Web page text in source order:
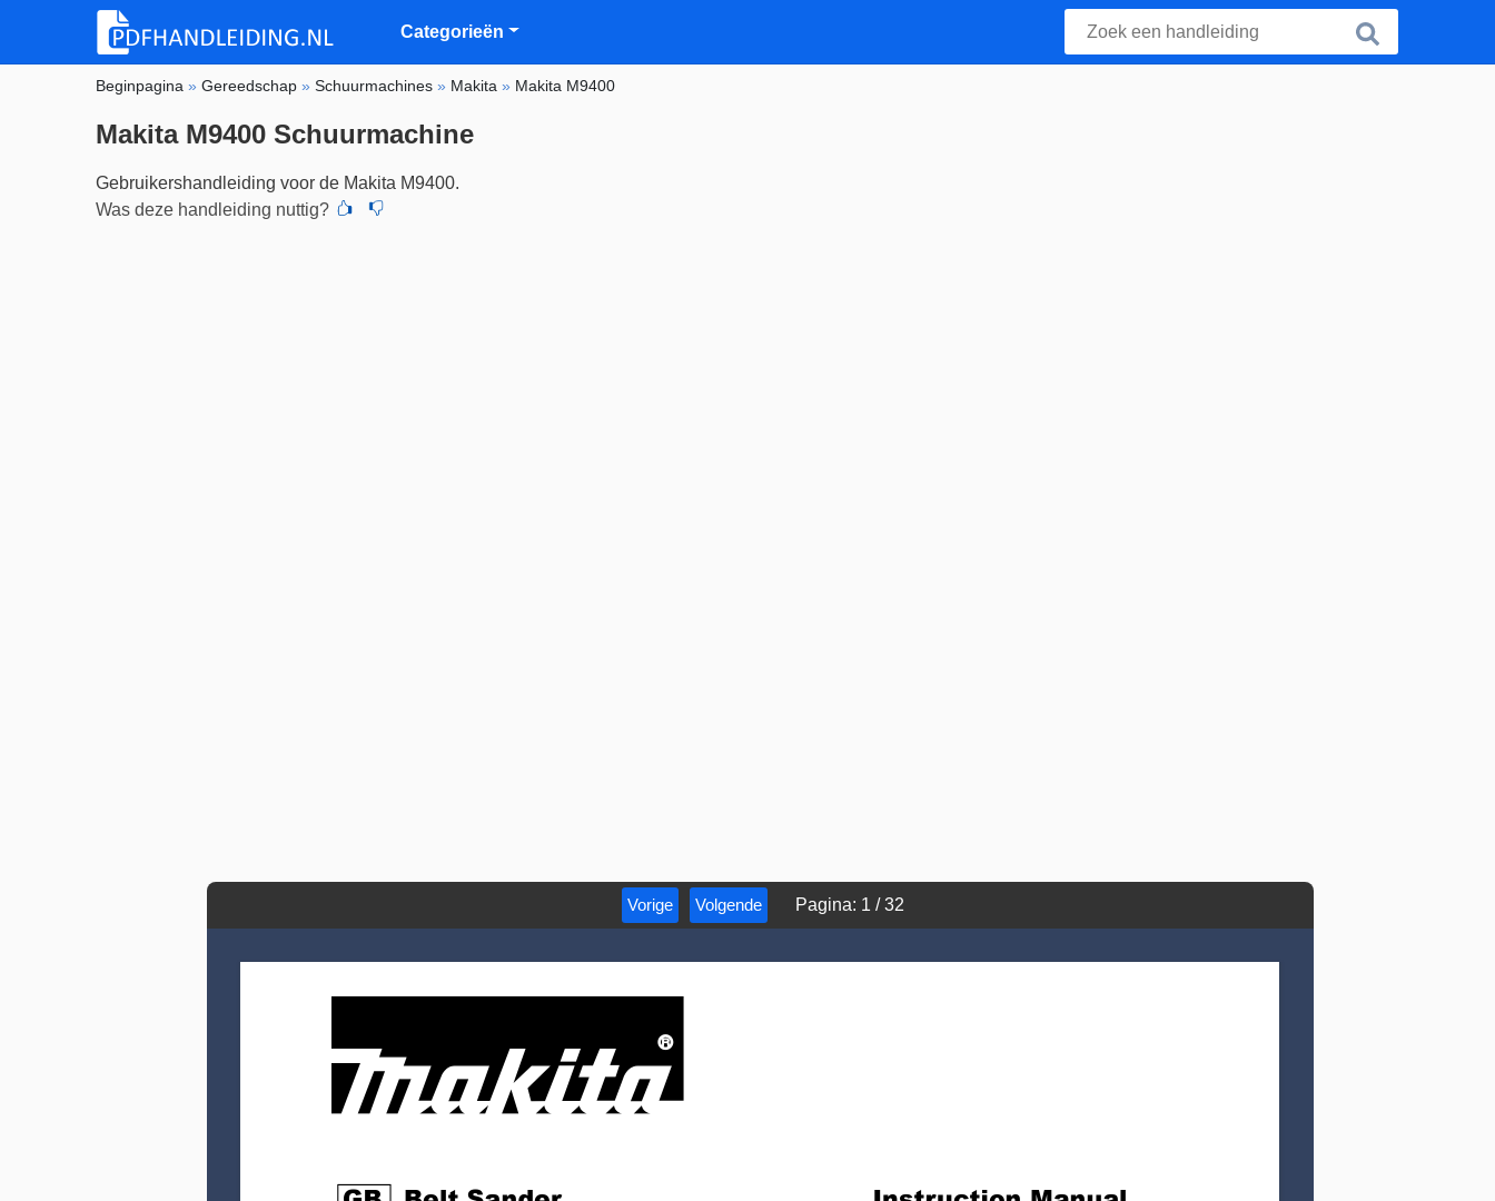
Categorieën
Beginpagina »Gereedschap »Schuurmachines » Makita » Makita M9400
Makita M9400 Schuurmachine
Gebruikershandleiding voor de Makita M9400.
Was deze handleiding nuttig?
Vorige Volgende Pagina: 1 /32